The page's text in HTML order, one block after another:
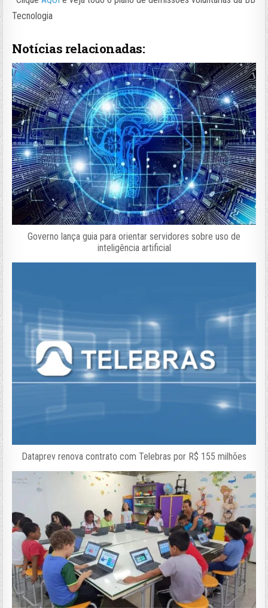
Tecnologia
Notícias relacionadas:
Governo lança guia para orientar servidores sobre uso de
inteligência artificial
Dataprev renova contrato com Telebras por R$ 155 milhões